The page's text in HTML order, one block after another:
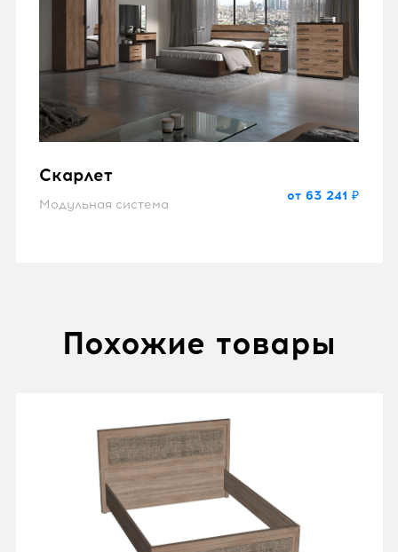
Скарлет
Модульная система
от 63 241 ₽
Похожие товары